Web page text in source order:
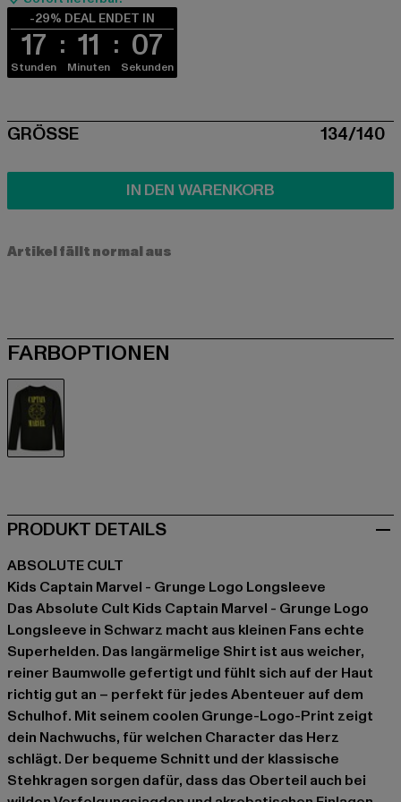
-29% DEAL ENDET IN
17
Stunden
11
Minuten
06
Sekunden
SIZE
GRÖSSE 134/140
IN DEN WARENKORB
Artikel fällt normal aus
FARBOPTIONEN
PRODUKT DETAILS
ABSOLUTE CULT
Kids Captain Marvel - Grunge Logo Longsleeve
Das Absolute Cult Kids Captain Marvel - Grunge Logo
Longsleeve in Schwarz macht aus kleinen Fans echte
Superhelden. Das langärmelige Shirt ist aus weicher,
reiner Baumwolle gefertigt und fühlt sich auf der Haut
richtig gut an – perfekt für jedes Abenteuer auf dem
Schulhof. Mit seinem coolen Grunge-Logo-Print zeigt
dein Nachwuchs, für welchen Character das Herz
schlägt. Der bequeme Schnitt und der klassische
Stehkragen sorgen dafür, dass das Oberteil auch bei